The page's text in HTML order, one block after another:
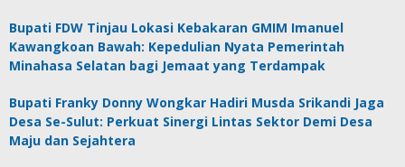
Bupati FDW Tinjau Lokasi Kebakaran GMIM Imanuel
Kawangkoan Bawah: Kepedulian Nyata Pemerintah
Minahasa Selatan bagi Jemaat yang Terdampak
Bupati Franky Donny Wongkar Hadiri Musda Srikandi Jaga
Desa Se-Sulut: Perkuat Sinergi Lintas Sektor Demi Desa
Maju dan Sejahtera